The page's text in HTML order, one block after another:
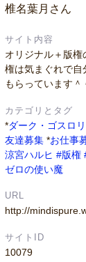
椎名葉月さん
サイト内容
オリジナル＋版
権は気まぐれで自
もらっています＾
カテゴリとタグ
*ダーク・ゴスロリ
友達募集 *お仕事
涼宮ハルヒ #版権
ゼロの使い魔
URL
http://
サイトID
10079